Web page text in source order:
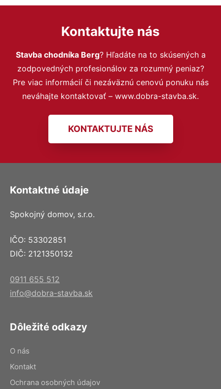
Kontaktujte nás
Stavba chodníka Berg? Hľadáte na to skúsených a
zodpovedných profesionálov za rozumný peniaz?
Pre viac informácií či nezáväznú cenovú ponuku nás
neváhajte kontaktovať – www.dobra-stavba.sk.
KONTAKTUJTE NÁS
Kontaktné údaje
Spokojný domov, s.r.o.
IČO: 53302851
DIČ: 2121350132
0911 655 512
info@dobra-stavba.sk
Dôležité odkazy
O nás
Kontakt
Ochrana osobných údajov